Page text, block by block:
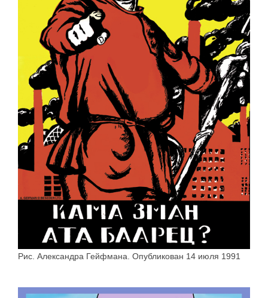
Рис. Александра Гейфмана. Опубликован 14 июля 1991